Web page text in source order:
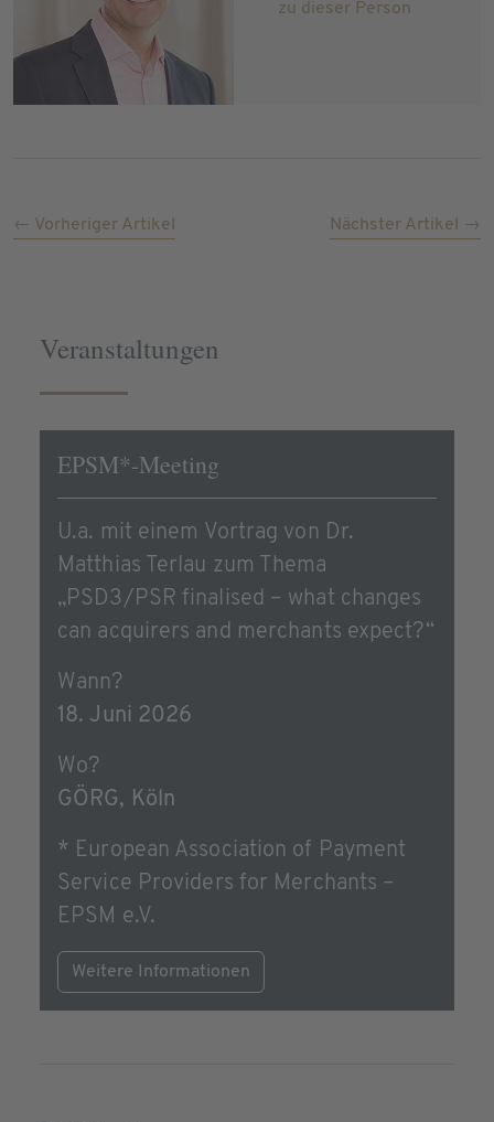
zu dieser Person
← Vorheriger Artikel Nächster Artikel →
Veranstaltungen
EPSM*-Meeting
U.a. mit einem Vortrag von Dr.
Matthias Terlau zum Thema
„PSD3/PSR finalised – what changes
can acquirers and merchants expect?“
Wann?
18. Juni 2026
Wo?
GÖRG, Köln
* European Association of Payment
Service Providers for Merchants –
EPSM e.V.
Weitere Informationen